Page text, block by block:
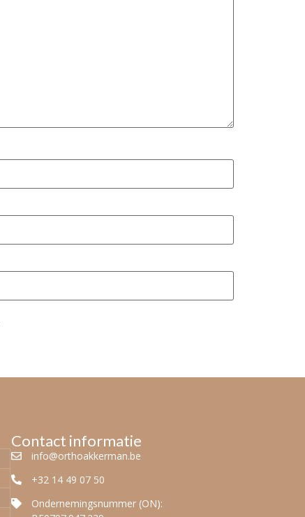
Contact informatie
info@orthoakkerman.be
+32 14 49 07 50
Ondernemingsnummer (ON):